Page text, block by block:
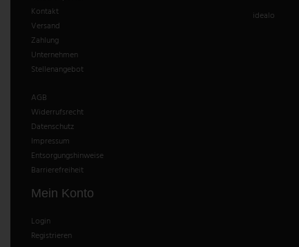
Kontakt
Versand
Zahlung
Unternehmen
Stellenangebot
AGB
Widerrufsrecht
Datenschutz
Impressum
Entsorgungshinweise
Barrierefreiheit
idealo
Mein Konto
Login
Registrieren